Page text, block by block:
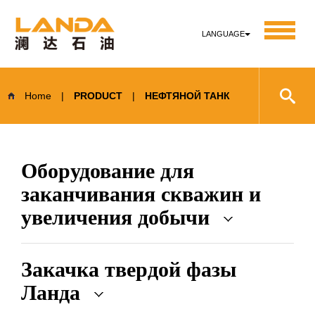
LANGUAGE
Home | PRODUCT | НЕФТЯНОЙ ТАНК
Оборудование для
заканчивания скважин и
увеличения добычи
Закачка твердой фазы
Ланда